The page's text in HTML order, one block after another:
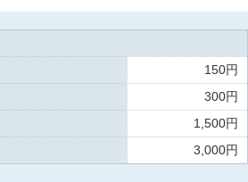
150円
300円
1,500円
3,000円